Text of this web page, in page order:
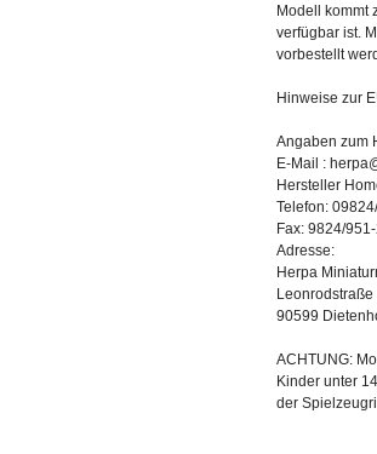
Modell kommt
verfügbar ist.
vorbestellt
Hinweise zur
Angaben zum
E-Mail :
Hersteller
Telefon:
Fax: 9824/
Adresse:
Herpa
90599
ACHTUNG:
Kinder unter
der